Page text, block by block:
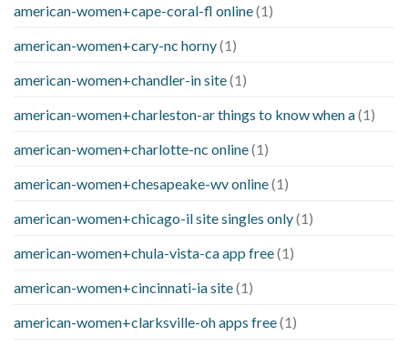
american-women+cape-coral-fl online(1)
american-women+cary-nc horny(1)
american-women+chandler-in site(1)
american-women+charleston-ar things to know when a(1)
american-women+charlotte-nc online(1)
american-women+chesapeake-wv online(1)
american-women+chicago-il site singles only(1)
american-women+chula-vista-ca app free(1)
american-women+cincinnati-ia site(1)
american-women+clarksville-oh apps free(1)